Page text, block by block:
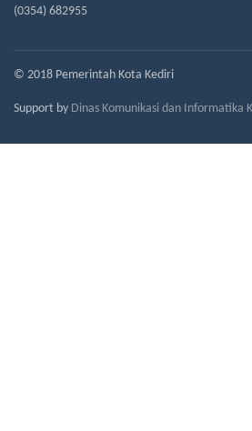
(0354) 682955
© 2018 Pemerintah Kota Kediri
Support by Dinas Komunikasi dan Informatika